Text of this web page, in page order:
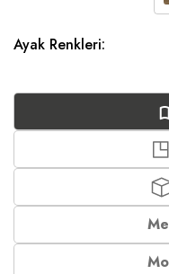
Ayak Renkleri: